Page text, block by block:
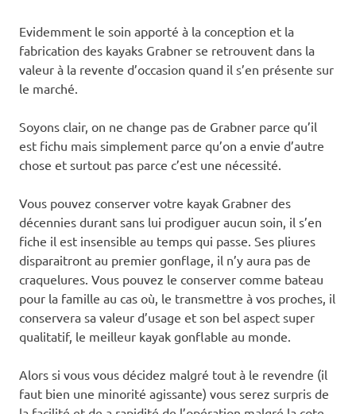
Evidemment le soin apporté à la conception et la
fabrication des kayaks Grabner se retrouvent dans la
valeur à la revente d’occasion quand il s’en présente sur
le marché.
Soyons clair, on ne change pas de Grabner parce qu’il
est fichu mais simplement parce qu’on a envie d’autre
chose et surtout pas parce c’est une nécessité.
Vous pouvez conserver votre kayak Grabner des
décennies durant sans lui prodiguer aucun soin, il s’en
fiche il est insensible au temps qui passe. Ses pliures
disparaitront au premier gonflage, il n’y aura pas de
craquelures. Vous pouvez le conserver comme bateau
pour la famille au cas où, le transmettre à vos proches, il
conservera sa valeur d’usage et son bel aspect super
qualitatif, le meilleur kayak gonflable au monde.
Alors si vous vous décidez malgré tout à le revendre (il
faut bien une minorité agissante) vous serez surpris de